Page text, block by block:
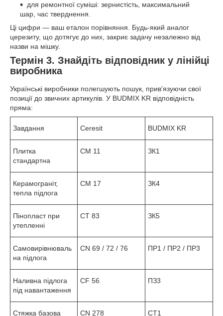
для ремонтної суміші: зернистість, максимальний
шар, час тверднення.
Ці цифри — ваш еталон порівняння. Будь-який аналог
церезиту, що дотягує до них, закриє задачу незалежно від
назви на мішку.
Термін 3. Знайдіть відповідник у лінійці
виробника
Українські виробники полегшують пошук, прив'язуючи свої
позиції до звичних артикулів. У BUDMIX KR відповідність
пряма:
Завдання Ceresit BUDMIX KR
Плитка
стандартна
CM 11 ЗК1
Керамограніт,
тепла підлога
CM 17 ЗК4
Пінопласт при
утепленні
CT 83 ЗК5
Самовирівнюваль
на підлога
CN 69 / 72 / 76 ПР1 / ПР2 / ПР3
Наливна підлога
під навантаження
CF 56 ПЗ3
Стяжка базова CN 278 СТ1